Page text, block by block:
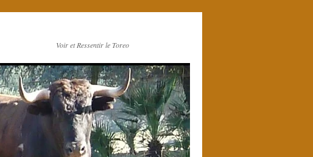
Voir et Ressentir le Toreo